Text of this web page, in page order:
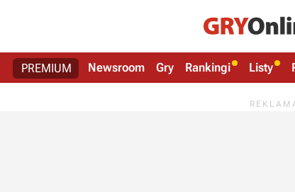
PREMIUM Newsroom Gry Rankingi Listy